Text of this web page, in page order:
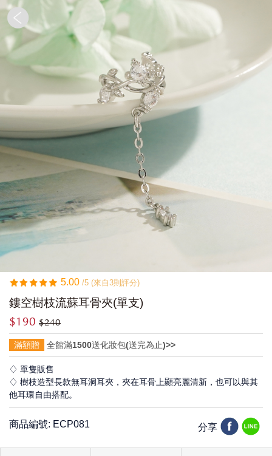
5.00 /5 (來自3則評分)
鏤空樹枝流蘇耳骨夾(單支)
$190 $240
滿額贈 全館滿1500送化妝包(送完為止)>>
♢ 單隻販售
♢ 樹枝造型長款無耳洞耳夾，夾在耳骨上顯亮麗清新，也可以與其
他耳環自由搭配。
商品編號: ECP081 分享